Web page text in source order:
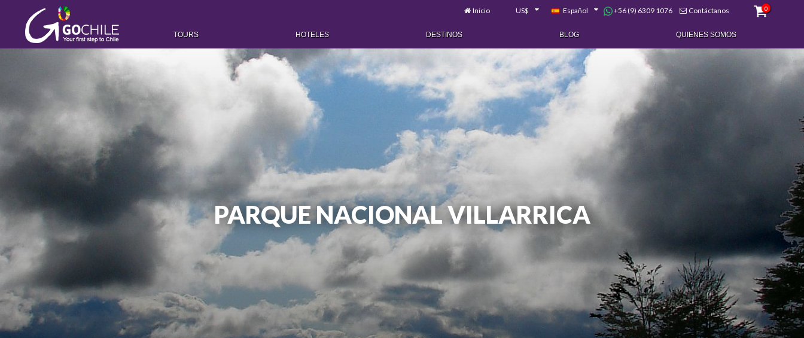
Inicio US$ Español +56 (9) 6309 1076 Contáctanos 0
TOURS HOTELES DESTINOS BLOG QUIENES SOMOS
PARQUE NACIONAL VILLARRICA